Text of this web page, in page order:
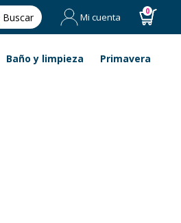
Buscar Mi cuenta 0
Baño y limpieza Primavera